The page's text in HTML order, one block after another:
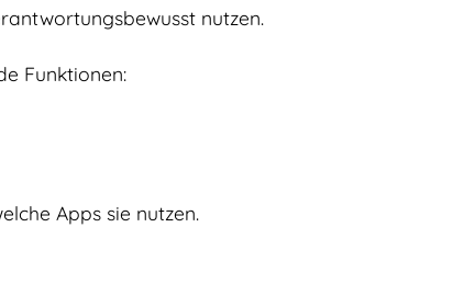
nutzen.
Funktionen:
Apps sie nutzen.